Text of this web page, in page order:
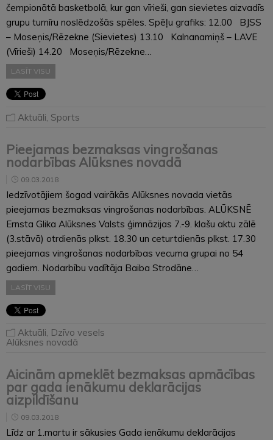
čempionātā basketbolā, kur gan vīrieši, gan sievietes aizvadīs
grupu turnīru noslēdzošās spēles. Spēļu grafiks: 12.00 BJSS
– Moseņis/Rēzekne (Sievietes) 13.10 Kalnanamiņš – LAVE
(Vīrieši) 14.20 Moseņis/Rēzekne…
LASĪT VISU
Aktuāli Sports
Pieejamas bezmaksas vingrošanas
nodarbības Alūksnes novadā
09.03.2018
Iedzīvotājiem šogad vairākās Alūksnes novada vietās
pieejamas bezmaksas vingrošanas nodarbības. ALŪKSNĒ
Ernsta Glika Alūksnes Valsts ģimnāzijas 7.-9. klašu aktu zālē
(3.stāvā) otrdienās plkst. 18.30 un ceturtdienās plkst. 17.30
pieejamas vingrošanas nodarbības vecuma grupai no 54
gadiem. Nodarbību vadītāja Baiba Strodāne…
LASĪT VISU
Aktuāli Dzīvo vesels
Alūksnes novadā
Aicinām apmeklēt bezmaksas apmācības
par gada ienākumu deklarācijas
aizpildīšanu
09.03.2018
Līdz ar 1.martu ir sākusies Gada ienākumu deklarācijas